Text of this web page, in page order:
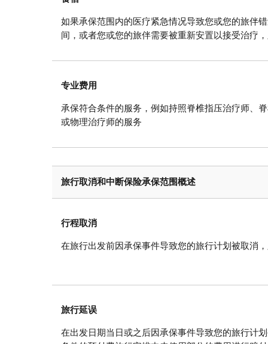
如果承保范围内的医疗紧急情况导致您或您的旅伴
间，或者您或您的旅伴需要被重新安置以接受治疗
专业费用
承保符合条件的服务，例如持照脊椎指压治疗师、
或物理治疗师的服务
旅行取消和中断保险承保范围概述
行程取消
在旅行出发前因承保事件导致您的旅行计划被取消
旅行延误
在出发日期当日或之后因承保事件导致您的旅行计